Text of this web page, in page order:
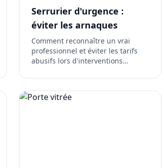
Serrurier d'urgence :
éviter les arnaques
Comment reconnaître un vrai
professionnel et éviter les tarifs
abusifs lors d'interventions